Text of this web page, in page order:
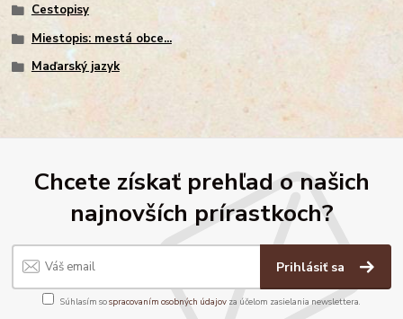
Cestopisy
Miestopis: mestá obce...
Maďarský jazyk
Chcete získať prehľad o našich
najnovších prírastkoch?
Prihlásiť sa
Súhlasím sospracovaním osobných údajov za účelom zasielania newslettera.